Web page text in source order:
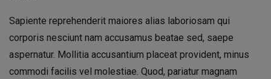
Sapiente reprehenderit maiores alias laboriosam qui
corporis nesciunt nam accusamus beatae sed, saepe
aspernatur. Mollitia accusantium placeat provident, minus
commodi facilis vel molestiae. Quod, pariatur magnam